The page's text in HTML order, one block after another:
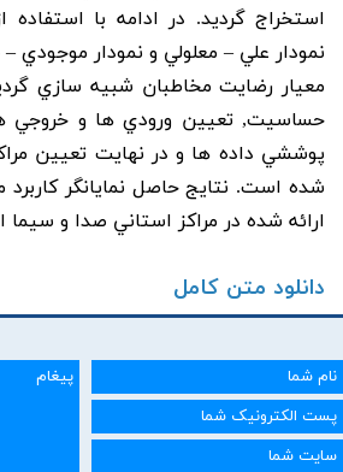
استخراج گرديد. در ادامه با استفاده
نمودار علي – معلولي و نمودار موجودي
معيار رضايت مخاطبان شبيه سازي
حساسيت, تعيين ورودي ها و خروجي
پوششي داده ها و در نهايت تعيين مراکز
شده است. نتايج حاصل نمايانگر
ارائه شده در مراکز استاني صدا و
دانلود متن کامل